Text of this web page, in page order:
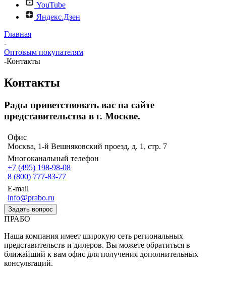
YouTube
Яндекс.Дзен
Главная
-
Оптовым покупателям
-Контакты
Контакты
Рады приветствовать вас на сайте
представительства в г. Москве.
Офис
Москва, 1-й Вешняковский проезд, д. 1, стр. 7
Многоканальный телефон
+7 (495) 198-98-08
8 (800) 777-83-77
E-mail
info@prabo.ru
Задать вопрос
ПРАБО
Наша компания имеет широкую сеть региональных
представительств и дилеров. Вы можете обратиться в
ближайший к вам офис для получения дополнительных
консультаций.